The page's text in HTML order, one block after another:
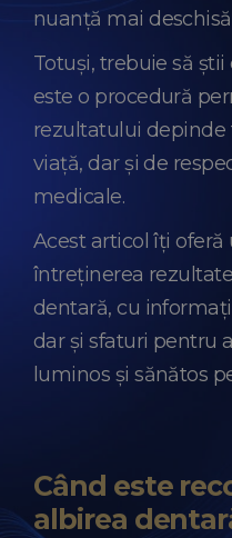
nuanță mai
Totuși, trebuie să
este o procedură
rezultatului
viață, dar și de
medicale.
Acest articol îți
întreținerea
dentară, cu
dar și sfaturi pentru
luminos și sănătos
Când este
albirea